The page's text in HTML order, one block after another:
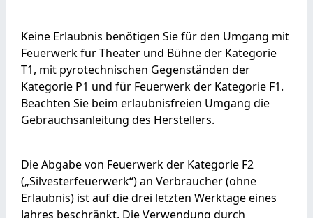
Keine Erlaubnis benötigen Sie für den Umgang mit
Feuerwerk für Theater und Bühne der Kategorie
T1, mit pyrotechnischen Gegenständen der
Kategorie P1 und für Feuerwerk der Kategorie F1.
Beachten Sie beim erlaubnisfreien Umgang die
Gebrauchsanleitung des Herstellers.
Die Abgabe von Feuerwerk der Kategorie F2
(„Silvesterfeuerwerk“) an Verbraucher (ohne
Erlaubnis) ist auf die drei letzten Werktage eines
Jahres beschränkt. Die Verwendung durch